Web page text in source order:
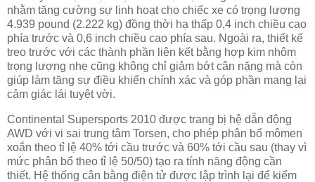
nhằm tăng cường sự linh hoạt cho chiếc xe có trọng lượng
4.939 pound (2.222 kg) đồng thời hạ thấp 0,4 inch chiều cao
phía trước và 0,6 inch chiều cao phía sau. Ngoài ra, thiết kế
treo trước với các thành phần liên kết bằng hợp kim nhôm
trọng lượng nhẹ cũng không chỉ giảm bớt cân nặng mà còn
giúp làm tăng sự điều khiển chính xác và góp phần mang lại
cảm giác lái tuyệt vời.
Continental Supersports 2010 được trang bị hệ dẫn động
AWD với vi sai trung tâm Torsen, cho phép phân bổ mômen
xoắn theo tỉ lệ 40% tới cầu trước và 60% tới cầu sau (thay vì
mức phân bổ theo tỉ lệ 50/50) tạo ra tính năng động cần
thiết. Hệ thống cân bằng điện tử được lập trình lại để kiểm